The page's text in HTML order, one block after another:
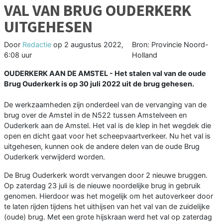
VAL VAN BRUG OUDERKERK
UITGEHESEN
Door Redactie op 2 augustus 2022,
6:08 uur
Bron: Provincie Noord-
Holland
OUDERKERK AAN DE AMSTEL - Het stalen val van de oude
Brug Ouderkerk is op 30 juli 2022 uit de brug gehesen.
De werkzaamheden zijn onderdeel van de vervanging van de
brug over de Amstel in de N522 tussen Amstelveen en
Ouderkerk aan de Amstel. Het val is de klep in het wegdek die
open en dicht gaat voor het scheepvaartverkeer. Nu het val is
uitgehesen, kunnen ook de andere delen van de oude Brug
Ouderkerk verwijderd worden.
De Brug Ouderkerk wordt vervangen door 2 nieuwe bruggen.
Op zaterdag 23 juli is de nieuwe noordelijke brug in gebruik
genomen. Hierdoor was het mogelijk om het autoverkeer door
te laten rijden tijdens het uithijsen van het val van de zuidelijke
(oude) brug. Met een grote hijskraan werd het val op zaterdag